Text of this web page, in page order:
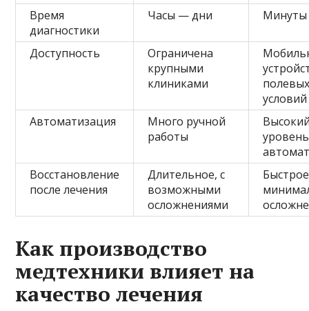
Время
диагностики
Часы — дни
Доступность
Ограничена
крупными
клиниками
условий
Автоматизация
Много ручной
работы
уровень
Восстановление
после лечения
Длительное, с
возможными
осложнениями
Как производство
медтехники влияет на
качество лечения